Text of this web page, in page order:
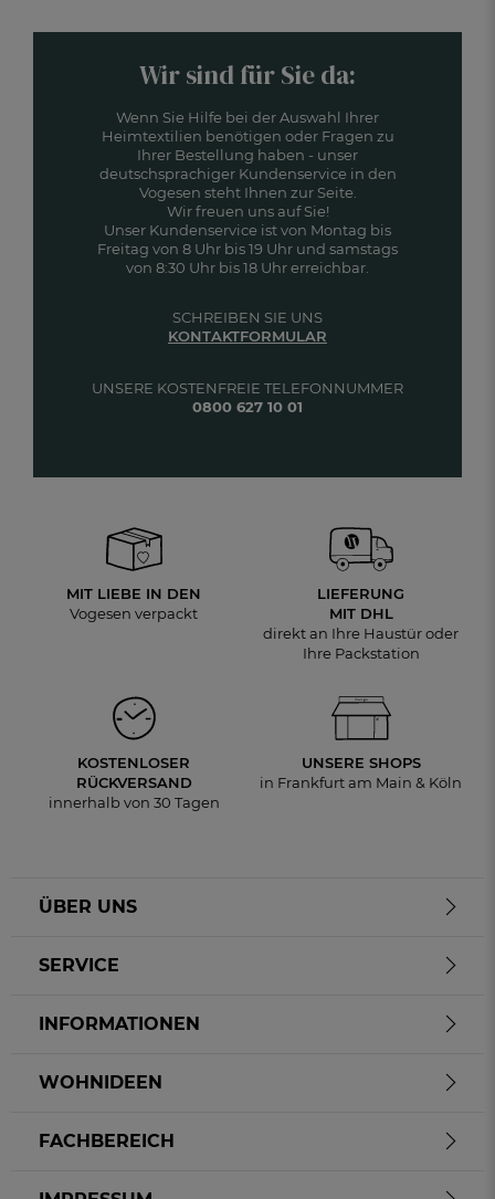
Wir sind für Sie da:
Wenn Sie Hilfe bei der Auswahl Ihrer
Heimtextilien benötigen oder Fragen zu
Ihrer Bestellung haben - unser
deutschsprachiger Kundenservice in den
Vogesen steht Ihnen zur Seite.
Wir freuen uns auf Sie!
Unser Kundenservice ist von Montag bis
Freitag von 8 Uhr bis 19 Uhr und samstags
von 8:30 Uhr bis 18 Uhr erreichbar.
UNSERE KOSTENFREIE TELEFONNUMMER
0800 627 10 01
SCHREIBEN SIE UNS
KONTAKTFORMULAR
MIT LIEBE IN DEN
Vogesen verpackt
LIEFERUNG
MIT DHL
direkt an Ihre Haustür oder
Ihre Packstation
KOSTENLOSER
RÜCKVERSAND
innerhalb von 30 Tagen
UNSERE SHOPS
in Frankfurt am Main & Köln
ÜBER UNS
SERVICE
INFORMATIONEN
WOHNIDEEN
FACHBEREICH